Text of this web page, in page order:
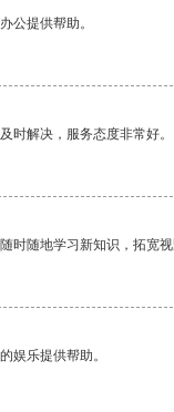
公提供帮助。
时解决，服务态度非常好。
时随地学习新知识，拓宽
娱乐提供帮助。